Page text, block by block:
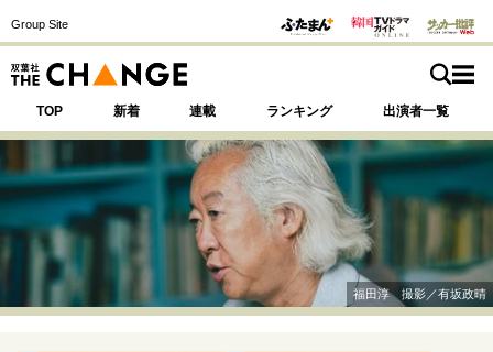
Group Site
TOP 新着 連載 ランキング 出演者一覧
SPECIAL 注目の記事テーマで探す
福田淳 撮影／有坂政晴